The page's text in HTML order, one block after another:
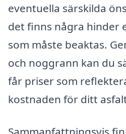
eventuella särskilda
det finns några hinder
som måste beaktas.
och noggrann kan du
får priser som
kostnaden för ditt